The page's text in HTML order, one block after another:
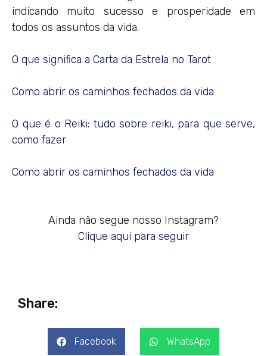
indicando muito sucesso e prosperidade em
todos os assuntos da vida.
O que significa a Carta da Estrela no Tarot
Como abrir os caminhos fechados da vida
O que é o Reiki: tudo sobre reiki, para que serve,
como fazer
Como abrir os caminhos fechados da vida
Ainda não segue nosso Instagram?
Clique aqui para seguir
Share:
Facebook WhatsApp